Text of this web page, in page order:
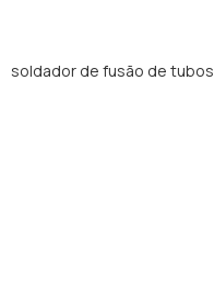
soldador de fusão de tubos